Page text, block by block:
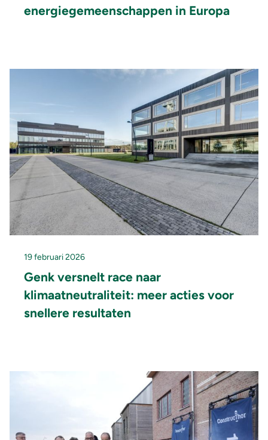
energiegemeenschappen in Europa
19 februari 2026
Genk versnelt race naar
klimaatneutraliteit: meer acties voor
snellere resultaten